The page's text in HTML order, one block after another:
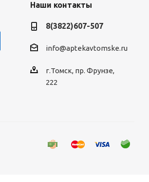
Наши контакты
8(3822)607-507
info@aptekavtomske.ru
г.Томск, пр. Фрунзе,
222